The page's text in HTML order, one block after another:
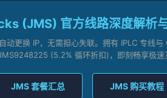
(JMS) 官方线路深度解析
动更换 IP，无需担心失联。拥有 IPLC 专线
(5.2% 循环折扣)，即刻畅享极速
JMS 套餐汇总 JMS 购买教程